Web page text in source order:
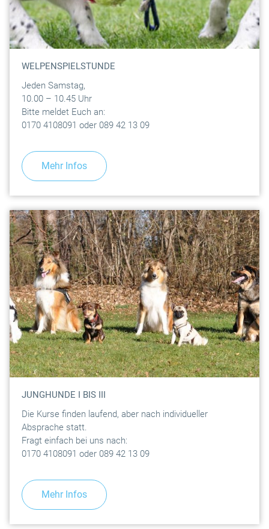
WELPENSPIELSTUNDE
Jeden Samstag,
10.00 – 10.45 Uhr
Bitte meldet Euch an:
0170 4108091 oder 089 42 13 09
Mehr Infos
JUNGHUNDE I BIS III
Die Kurse finden laufend, aber nach individueller
Absprache statt.
Fragt einfach bei uns nach:
0170 4108091 oder 089 42 13 09
Mehr Infos